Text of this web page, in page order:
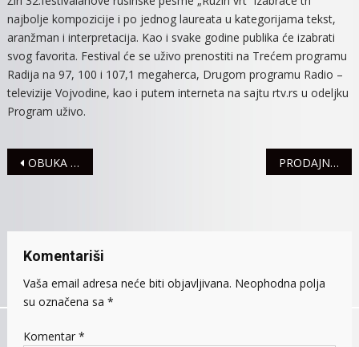
najbolje kompozicije i po jednog laureata u kategorijama tekst,
aranžman i interpretacija. Kao i svake godine publika će izabrati
svog favorita. Festival će se uživo prenostiti na Trećem programu
Radija na 97, 100 i 107,1 megaherca, Drugom programu Radio –
televizije Vojvodine, kao i putem interneta na sajtu rtv.rs u odeljku
Program uživo.
Navigacija
OBUKA ZA MANIKIRKE, ŠMINKERKE I PEDIKIRKE PRODAJNA IZLOŽBA „U SUSRET USKRŠNJIM PRAZNICIMA“
Komentariši
Vaša email adresa neće biti objavljivana. Neophodna polja
su označena sa *
Komentar *